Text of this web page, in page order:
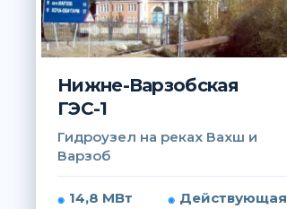
Нижне-Варзобская
ГЭС-1
Гидроузел на реках Вахш и
Варзоб
14,8 МВт Действующая